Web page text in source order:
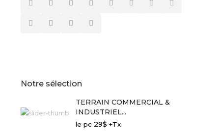
Notre sélection
TERRAIN COMMERCIAL &
INDUSTRIEL...
le pc 29$ +Tx